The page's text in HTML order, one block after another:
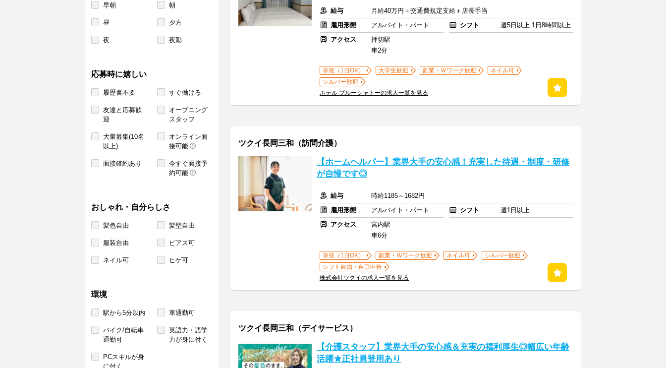
早朝 朝
昼 夕方
夜 夜勤
応募時に嬉しい
履歴書不要 すぐ働ける
友達と応募歓
迎
オープニング
スタッフ
大量募集(10名
以上)
オンライン面
接可能
面接確約あり
今すぐ面接予
約可能
おしゃれ・自分らしさ
髪色自由 髪型自由
服装自由 ピアス可
ネイル可 ヒゲ可
環境
駅から5分以内 車通勤可
バイク/自転車
通勤可
英語力・語学
力が身に付く
PCスキルが身
に付く
給与
月給40万円＋交通費規定支給＋店長手当
雇用形態
アルバイト・パート シフト
週5日以上 1日8時間以上
アクセス
押切駅
車2分
単発（1日OK） 大学生歓迎 副業・Ｗワーク歓迎
ネイル可
シルバー歓迎
ホテル ブルーシャトーの求人一覧を見る
ツクイ長岡三和（訪問介護）
【ホームヘルパー】業界大手の安心感！充実した待遇・制度・研修
が自慢です◎
給与
時給1185～1682円
雇用形態
アルバイト・パート シフト
週1日以上
アクセス
宮内駅
車6分
単発（1日OK） 副業・Ｗワーク歓迎 ネイル可
シルバー歓迎
シフト自由・自己申告
株式会社ツクイの求人一覧を見る
ツクイ長岡三和（デイサービス）
【介護スタッフ】業界大手の安心感＆充実の福利厚生◎幅広い年齢
活躍★正社員登用あり